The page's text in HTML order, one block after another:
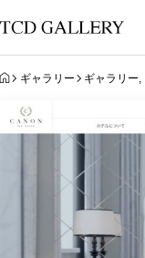
HOME
ギャラリー ギャラリー